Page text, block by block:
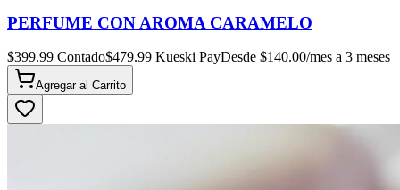
PERFUME CON AROMA CARAMELO
$399.99 Contado$479.99 Kueski PayDesde $140.00/mes a 3 meses
Agregar al Carrito